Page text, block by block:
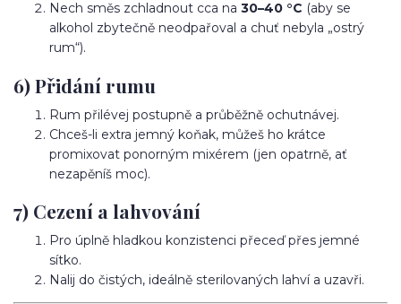
Nech směs zchladnout cca na 30–40 °C (aby se
alkohol zbytečně neodpařoval a chuť nebyla „ostrý
rum“).
6) Přidání rumu
Rum přilévej postupně a průběžně ochutnávej.
Chceš-li extra jemný koňak, můžeš ho krátce
promixovat ponorným mixérem (jen opatrně, ať
nezapěníš moc).
7) Cezení a lahvování
Pro úplně hladkou konzistenci přeceď přes jemné
sítko.
Nalij do čistých, ideálně sterilovaných lahví a uzavři.